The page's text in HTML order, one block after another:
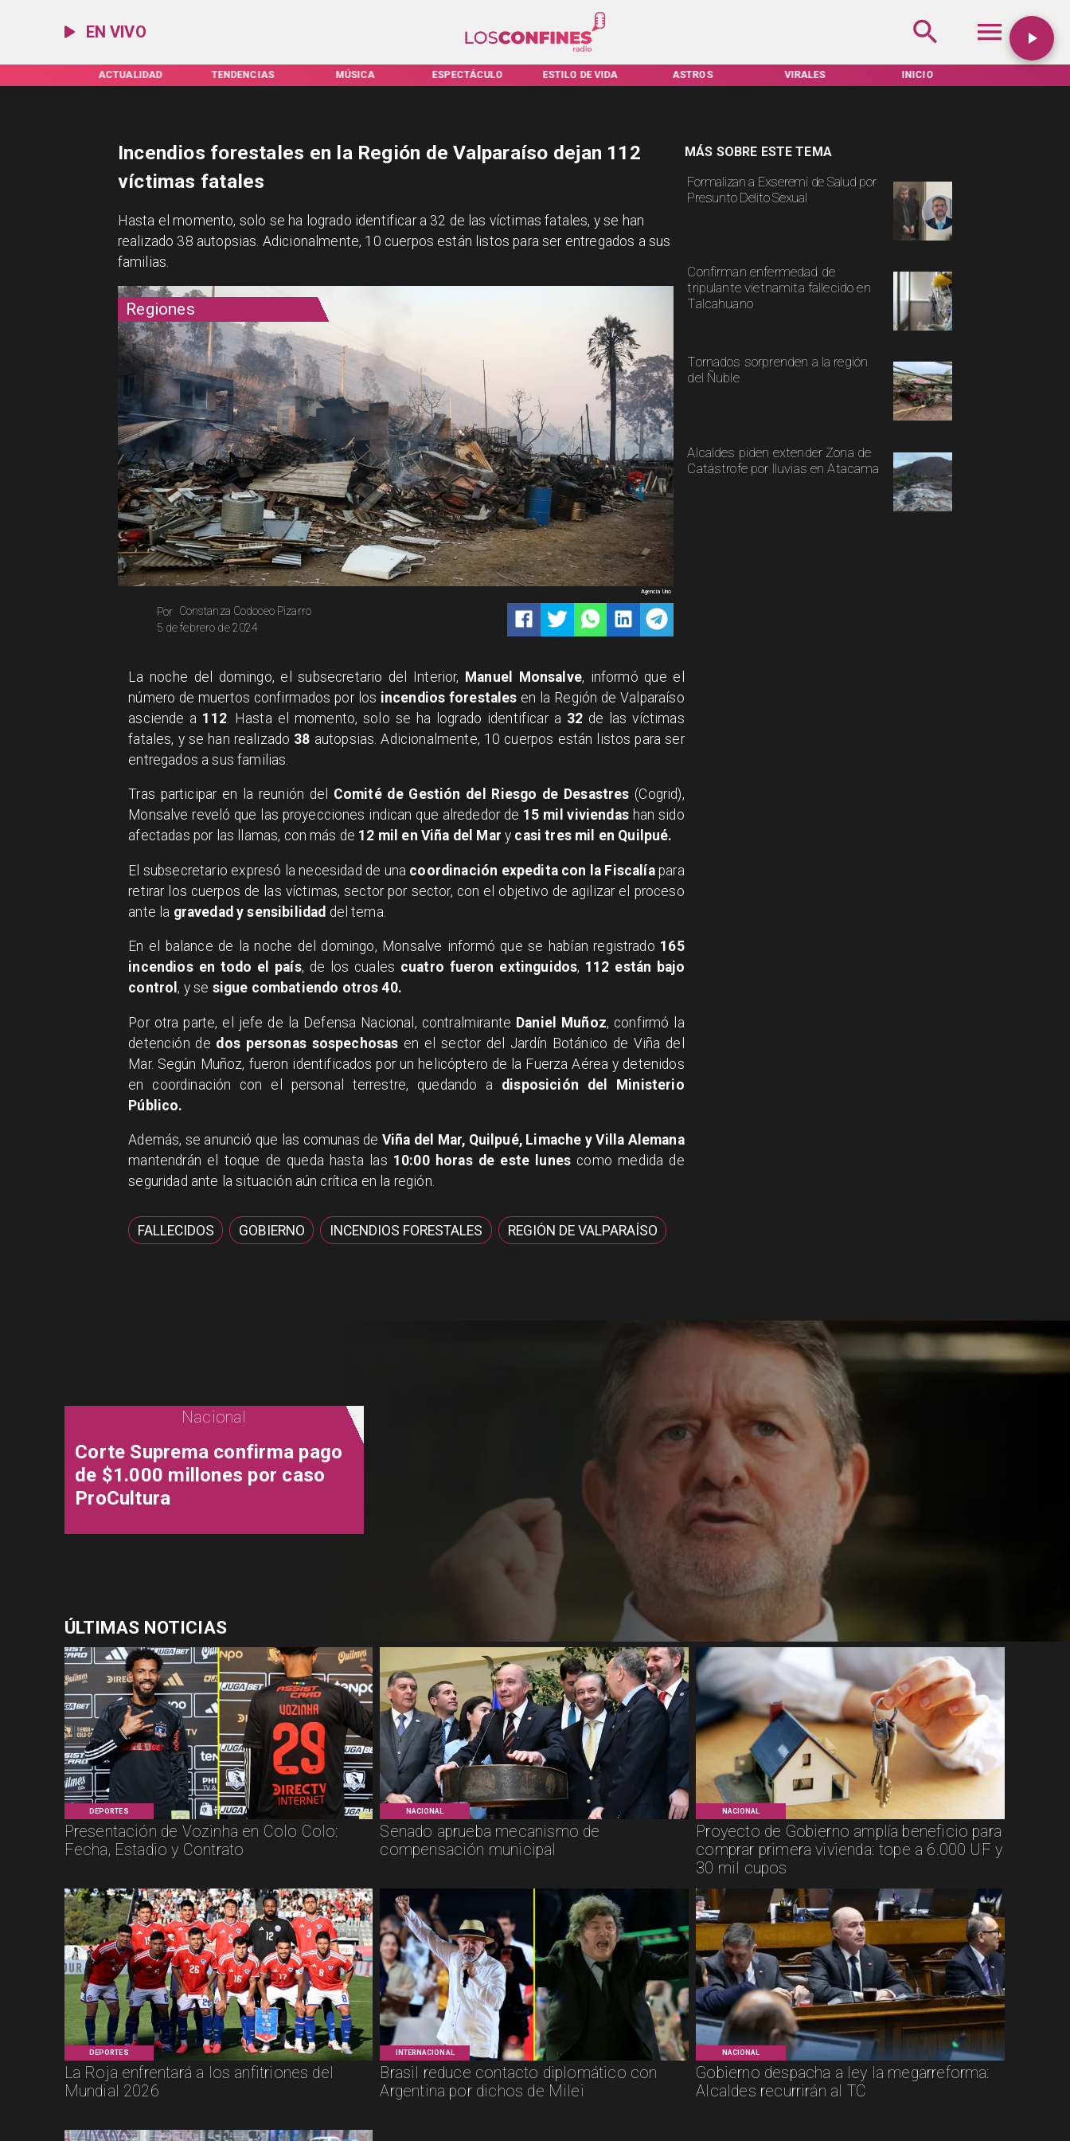
EN VIVO
ACTUALIDAD TENDENCIAS MÚSICA ESPECTÁCULO ESTILO DE VIDA ASTROS VIRALES INICIO
Regiones
Constanza Codoceo Pizarro
Por
5 de febrero de 2024
Agencia Uno
Formalizan a Exseremi de Salud por
Presunto Delito Sexual
Confirman enfermedad de
tripulante vietnamita fallecido en
Talcahuano
Tornados sorprenden a la región
del Ñuble
Alcaldes piden extender Zona de
Catástrofe por lluvias en Atacama
MÁS SOBRE ESTE TEMA
Incendios forestales en la Región de Valparaíso dejan 112
víctimas fatales
Hasta el momento, solo se ha logrado identificar a 32 de las víctimas fatales, y se han
realizado 38 autopsias. Adicionalmente, 10 cuerpos están listos para ser entregados a sus
familias.
La noche del domingo, el subsecretario del Interior, Manuel Monsalve, informó que el
número de muertos confirmados por los incendios forestales en la Región de Valparaíso
asciende a 112. Hasta el momento, solo se ha logrado identificar a 32de las víctimas
fatales, y se han realizado 38 autopsias. Adicionalmente, 10 cuerpos están listos para ser
entregados a sus familias.
​Tras participar en la reunión del Comité de Gestión del Riesgo de Desastres (Cogrid),
Monsalve reveló que las proyecciones indican que alrededor de 15 mil viviendashan sido
afectadas por las llamas, con más de 12 mil en Viña del Mary casi tres mil en Quilpué.
​El subsecretario expresó la necesidad de una coordinación expedita con la Fiscalíapara
retirar los cuerpos de las víctimas, sector por sector, con el objetivo de agilizar el proceso
ante la gravedad y sensibilidad del tema.
​En el balance de la noche del domingo, Monsalve informó que se habían registrado 165
incendios en todo el país, de los cuales cuatro fueron extinguidos, 112 están bajo
control, y se sigue combatiendo otros 40.
​Por otra parte, el jefe de la Defensa Nacional, contralmirante Daniel Muñoz, confirmó la
detención de dos personas sospechosas en el sector del Jardín Botánico de Viña del
Mar. Según Muñoz, fueron identificados por un helicóptero de la Fuerza Aérea y detenidos
en coordinación con el personal terrestre, quedando a disposición del Ministerio
Público.
​Además, se anunció que las comunas de Viña del Mar, Quilpué, Limache y Villa Alemana
mantendrán el toque de queda hasta las 10:00 horas de este lunes como medida de
seguridad ante la situación aún crítica en la región.
FALLECIDOS GOBIERNO INCENDIOS FORESTALES REGIÓN DE VALPARAÍSO
DEPORTES
Presentación de Vozinha en Colo Colo:
Fecha, Estadio y Contrato
NACIONAL
Senado aprueba mecanismo de
compensación municipal
NACIONAL
Proyecto de Gobierno amplía beneficio para
comprar primera vivienda: tope a 6.000 UF y
30 mil cupos
DEPORTES
La Roja enfrentará a los anfitriones del
Mundial 2026
INTERNACIONAL
Brasil reduce contacto diplomático con
Argentina por dichos de Milei
NACIONAL
Gobierno despacha a ley la megarreforma:
Alcaldes recurrirán al TC
Nacional
Corte Suprema confirma pago
de $1.000 millones por caso
ProCultura
ÚLTIMAS NOTICIAS